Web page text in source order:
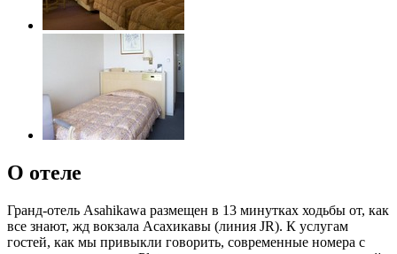
О отеле
Гранд-отель Asahikawa размещен в 13 минутках ходьбы от, как
все знают, жд вокзала Асахикавы (линия JR). К услугам
гостей, как мы привыкли говорить, современные номера с